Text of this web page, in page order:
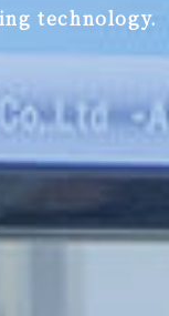
technology.